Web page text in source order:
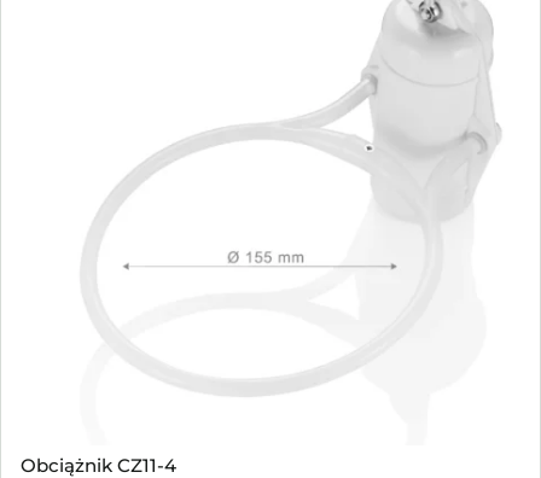
Obciążnik CZ11-4